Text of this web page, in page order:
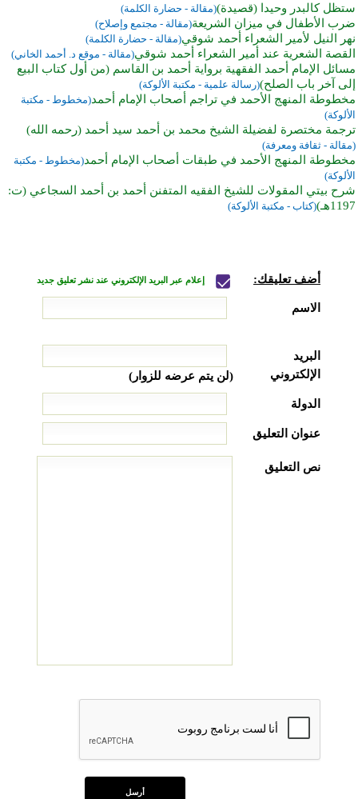
ستظل كالبدر وحيدا (قصيدة)(مقالة - حضارة الكلمة)
ضرب الأطفال في ميزان الشريعة(مقالة - مجتمع وإصلاح)
نهر النيل لأمير الشعراء أحمد شوقي(مقالة - حضارة الكلمة)
القصة الشعرية عند أمير الشعراء أحمد شوقي(مقالة - موقع د. أحمد الخاني)
مسائل الإمام أحمد الفقهية برواية أحمد بن القاسم (من أول كتاب البيع
إلى آخر باب الصلح)(رسالة علمية - مكتبة الألوكة)
مخطوطة المنهج الأحمد في تراجم أصحاب الإمام أحمد(مخطوط - مكتبة
الألوكة)
ترجمة مختصرة لفضيلة الشيخ محمد بن أحمد سيد أحمد (رحمه الله)
(مقالة - ثقافة ومعرفة)
مخطوطة المنهج الأحمد في طبقات أصحاب الإمام أحمد(مخطوط - مكتبة
الألوكة)
شرح بيتي المقولات للشيخ الفقيه المتفنن أحمد بن أحمد السجاعي (ت:
1197هـ)
(كتاب - مكتبة الألوكة)
أضف تعليقك: إعلام عبر البريد الإلكتروني عند نشر تعليق جديد
الاسم
البريد
الإلكتروني
(لن يتم عرضه للزوار)
الدولة
عنوان التعليق
نص التعليق